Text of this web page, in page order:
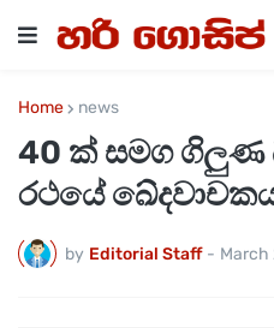
Home news
40 ක් සමග ගිලුණ
රථයේ
by Editorial Staff - March